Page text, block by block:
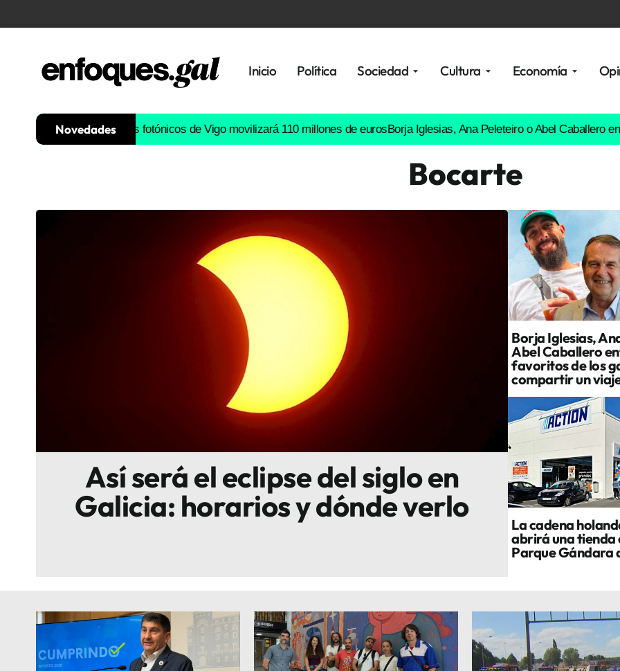
Inicio Política Sociedad Cultura Economía
Histórica
Novedades
semiconductores fotónicos de Vigo movilizará 110 millones de euros Borja Iglesias, Ana Peleteiro o Abel Caballero entre los
Bocarte
Así será el eclipse del siglo en
Galicia: horarios y dónde verlo
Borja Iglesias,
Abel Caballero
favoritos de los
compartir un
La cadena
abrirá una tienda
Parque Gándara